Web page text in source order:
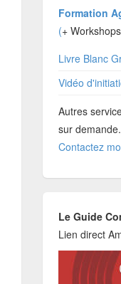
Formation
(+
Livre Blanc
Vidéo
Autres
sur demande.
Contactez
Le Guide
Lien direct